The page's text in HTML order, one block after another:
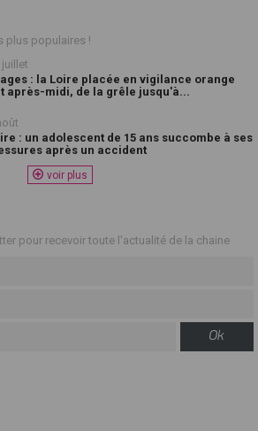
plus populaires !
juillet
: la Loire placée en vigilance orange
après-midi, de la grêle jusqu'à...
: un adolescent de 15 ans succombe à ses
après un accident
voir plus
pour recevoir toute l'actualité de la chaine
Ok